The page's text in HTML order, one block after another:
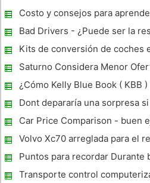
clientes suelen dar importancia a
marcas importa
Costo y consejos para
en el Reino Unido
Bad Drivers - ¿Puede ser la
Genes
Kits de conversión de coches
¿Son realmente digno de el
Saturno Considera Menor
¿Cómo Kelly Blue Book ( KBB
ayudar en la valoración de
Dont depararía una sorpresa
Rockin
Car Price Comparison - buen
antes de comprar un coche
Volvo Xc70 arreglada para el
Puntos para recordar Durante
Coche
Transporte control